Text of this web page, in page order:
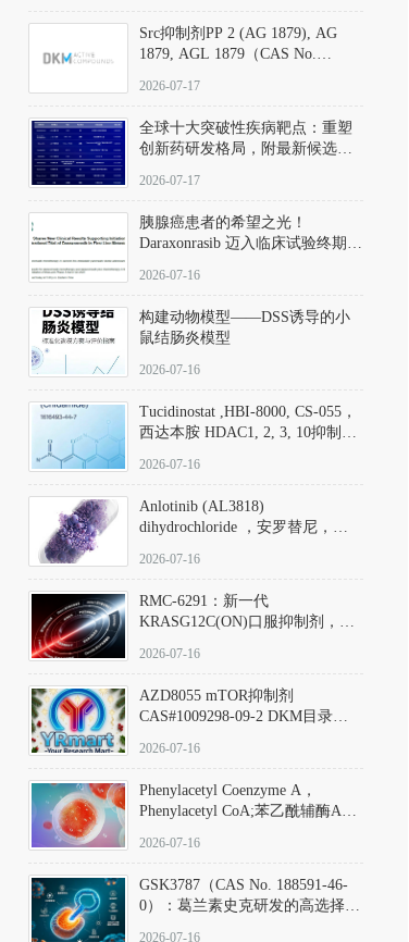
中，其靶向ROCK的选择性超过
200倍，凸显出优异的分子特异
Src抑制剂PP 2 (AG 1879), AG
1879, AGL 1879（CAS No.
应用指南
2026-07-17
全球十大突破性疾病靶点：重塑
创新药研发格局，附最新候选分
2026-07-17
胰腺癌患者的希望之光！
Daraxonrasib 迈入临床试验终期阶
2026-07-16
构建动物模型——DSS诱导的小
鼠结肠炎模型
2026-07-16
Tucidinostat ,HBI-8000, CS-055，
西达本胺 HDAC1, 2, 3, 10抑制剂
D808567) - DKM活性分子
2026-07-16
Anlotinib (AL3818)
dihydrochloride ，安罗替尼，
Hydrochloride实验方法步骤SOP
2026-07-16
RMC-6291：新一代
KRASG12C(ON)口服抑制剂，
(Elironrasib)CAS#2641998-63-0
2026-07-16
AZD8055 mTOR抑制剂
CAS#1009298-09-2 DKM目录号
激酶抑制剂的深度剖析
2026-07-16
Phenylacetyl Coenzyme A，
Phenylacetyl CoA;苯乙酰辅酶A
2026-07-16
GSK3787（CAS No. 188591-46-
0）：葛兰素史克研发的高选择
2026-07-16